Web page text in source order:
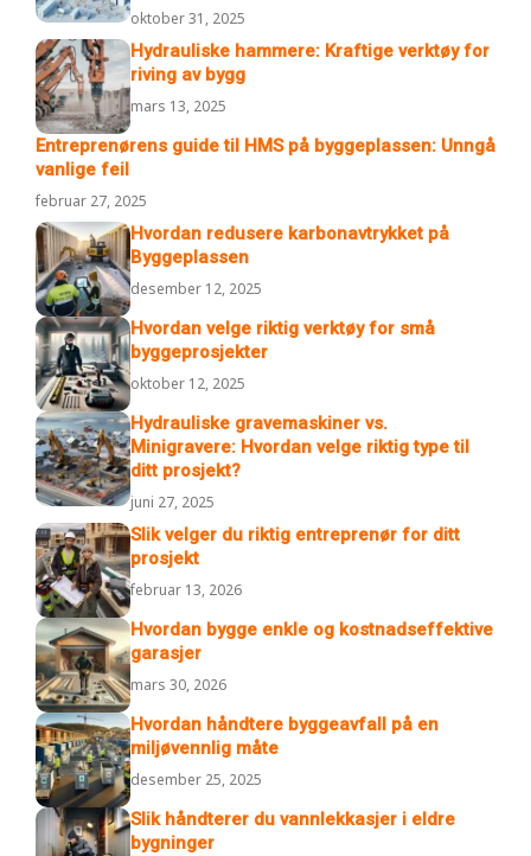
oktober 31, 2025
Hydrauliske hammere: Kraftige verktøy for
riving av bygg
mars 13, 2025
Entreprenørens guide til HMS på byggeplassen: Unngå
vanlige feil
februar 27, 2025
Hvordan redusere karbonavtrykket på
Byggeplassen
desember 12, 2025
Hvordan velge riktig verktøy for små
byggeprosjekter
oktober 12, 2025
Hydrauliske gravemaskiner vs.
Minigravere: Hvordan velge riktig type til
ditt prosjekt?
juni 27, 2025
Slik velger du riktig entreprenør for ditt
prosjekt
februar 13, 2026
Hvordan bygge enkle og kostnadseffektive
garasjer
mars 30, 2026
Hvordan håndtere byggeavfall på en
miljøvennlig måte
desember 25, 2025
Slik håndterer du vannlekkasjer i eldre
bygninger